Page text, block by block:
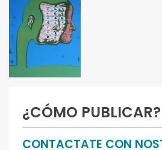
¿CÓMO PUBLICAR?
CONTACTATE CON